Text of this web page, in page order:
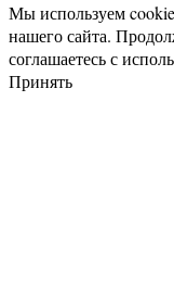
Мы используем
нашего сайта.
соглашаетесь с
Принять